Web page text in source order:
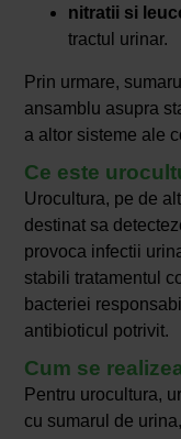
nitratii si
tractul urinar.
Prin urmare,
ansamblu asupra
a altor sisteme ale
Ce este
Urocultura, pe de
destinat sa
provoca infectii
stabili tratamentul
bacteriei
antibioticul potrivit.
Cum se
Pentru urocultura,
cu sumarul de